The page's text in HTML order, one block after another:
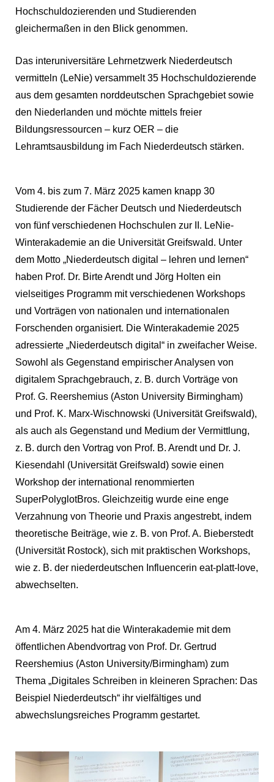
Hochschuldozierenden und Studierenden
gleichermaßen in den Blick genommen.
Das interuniversitäre Lehrnetzwerk Niederdeutsch
vermitteln (LeNie) versammelt 35 Hochschuldozierende
aus dem gesamten norddeutschen Sprachgebiet sowie
den Niederlanden und möchte mittels freier
Bildungsressourcen – kurz OER – die
Lehramtsausbildung im Fach Niederdeutsch stärken.
Vom 4. bis zum 7. März 2025 kamen knapp 30
Studierende der Fächer Deutsch und Niederdeutsch
von fünf verschiedenen Hochschulen zur
II. LeNie-
Winterakademie an die Universität Greifswald. Unter
dem Motto „Niederdeutsch digital – lehren und lernen“
haben Prof. Dr. Birte Arendt und Jörg Holten ein
vielseitiges Programm mit verschiedenen Workshops
und Vorträgen von nationalen und internationalen
Forschenden organisiert. Die Winterakademie 2025
adressierte „Niederdeutsch digital“ in zweifacher Weise.
Sowohl als Gegenstand empirischer Analysen von
digitalem Sprachgebrauch, z. B. durch Vorträge von
Prof. G. Reershemius (Aston University Birmingham)
und Prof. K. Marx-Wischnowski (Universität Greifswald),
als auch als Gegenstand und Medium der Vermittlung,
z. B. durch den Vortrag von Prof. B. Arendt und Dr. J.
Kiesendahl (Universität Greifswald) sowie einen
Workshop der international renommierten
SuperPolyglotBros. Gleichzeitig wurde eine enge
Verzahnung von Theorie und Praxis angestrebt, indem
theoretische Beiträge, wie z. B. von Prof. A. Bieberstedt
(Universität Rostock), sich mit praktischen Workshops,
wie z. B. der niederdeutschen Influencerin eat-platt-love,
abwechselten.
Am 4. März 2025 hat die Winterakademie mit dem
öffentlichen Abendvortrag von Prof. Dr. Gertrud
Reershemius (Aston University/Birmingham) zum
Thema „Digitales Schreiben in kleineren Sprachen: Das
Beispiel Niederdeutsch“ ihr vielfältiges und
abwechslungsreiches Programm gestartet.